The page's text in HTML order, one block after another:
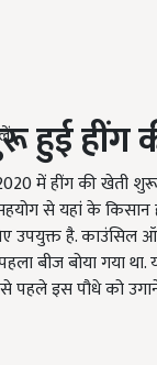
हुईहींग
में हींग की खेती शुरू
सहयोग से यहां के
उपयुक्त है. काउंसिल
बीज बोया गया
पहले इस पौधे को